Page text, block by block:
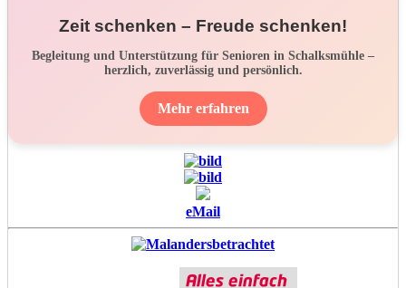
Zeit schenken – Freude schenken!
Begleitung und Unterstützung für Senioren in Schalksmühle –
herzlich, zuverlässig und persönlich.
Mehr erfahren
eMail